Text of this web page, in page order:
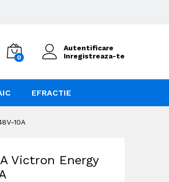
0
Autentificare
Inregistreaza-te
EFRACTIE
10A
Victron Energy